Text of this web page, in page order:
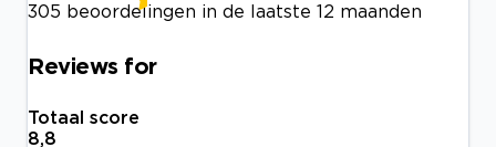
305 beoordelingen in de laatste 12 maanden
Reviews for
Totaal score
8,8